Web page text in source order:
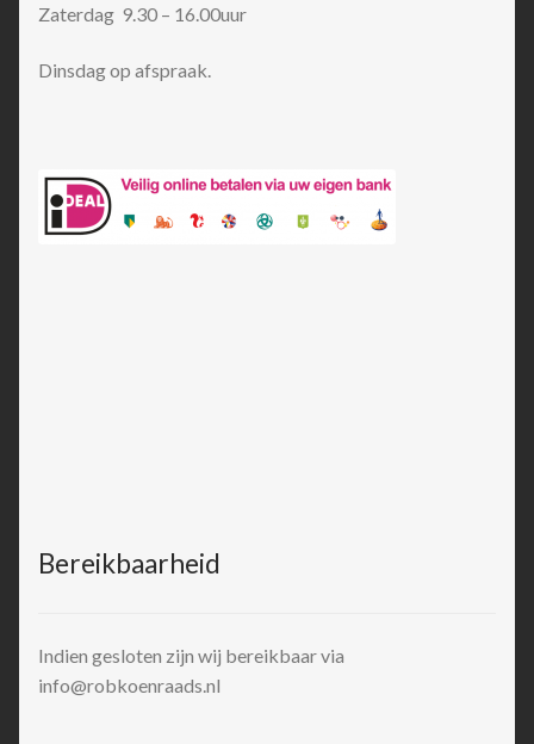
Zaterdag 9.30 – 16.00uur
Dinsdag op afspraak.
Bereikbaarheid
Indien gesloten zijn wij bereikbaar via
info@robkoenraads.nl